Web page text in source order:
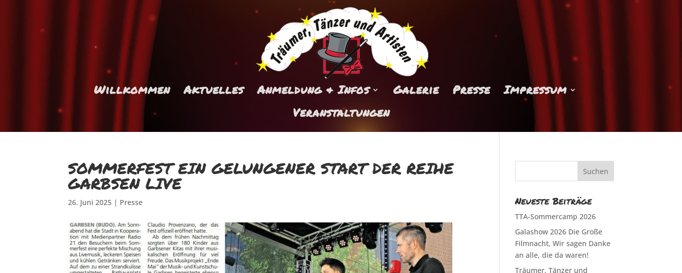
Willkommen Aktuelles Anmeldung & Infos Galerie Presse
Impressum
Veranstaltungen
SOMMERFEST EIN GELUNGENER START DER REIHE
GARBSEN LIVE
26. Juni 2025 | Presse Neueste Beiträge
TTA-Sommercamp 2026
Galashow 2026 Die Große
Filmnacht, Wir sagen Danke
an alle, die da waren!
Träumer, Tänzer und